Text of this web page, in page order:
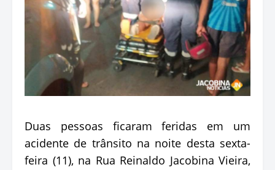
Duas pessoas ficaram feridas em um
acidente de trânsito na noite desta sexta-
feira (11), na Rua Reinaldo Jacobina Vieira,